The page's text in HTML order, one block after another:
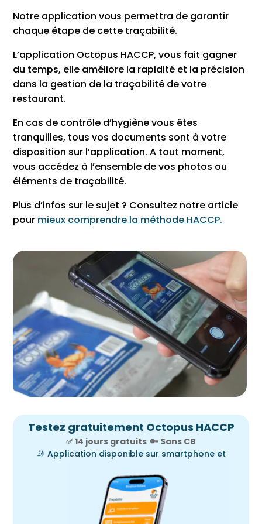
Notre application vous permettra de garantir
chaque étape de cette traçabilité.
L’application Octopus HACCP, vous fait gagner
du temps, elle améliore la rapidité et la précision
dans la gestion de la traçabilité de votre
restaurant.
En cas de contrôle d’hygiène vous êtes
tranquilles, tous vos documents sont à votre
disposition sur l’application. A tout moment,
vous accédez à l’ensemble de vos photos ou
éléments de traçabilité.
Plus d’infos sur le sujet ? Consultez notre article
pour mieux comprendre la méthode HACCP.
Testez gratuitement Octopus HACCP
✅ 14 jours gratuits 🔑 Sans CB
🤳 Application disponible sur smartphone et